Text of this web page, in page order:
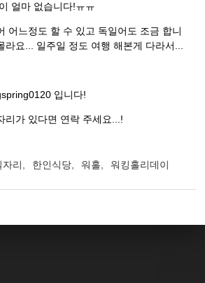
얼마 없습니다!ㅠㅠ
어느정도 할 수 있고 독일어도 조금 합니
라요... 일주일 정도 여행 해본게 다라서...
입니다!
리가 있다면 연락 주세요...!
자리 한인식당 워홀 워킹홀리데이